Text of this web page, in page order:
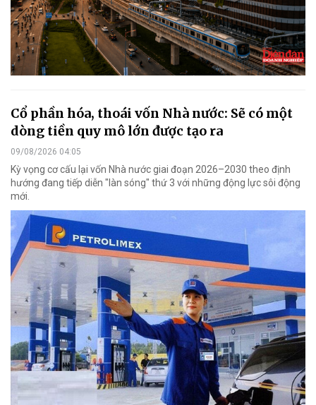
Cổ phần hóa, thoái vốn Nhà nước: Sẽ có một
dòng tiền quy mô lớn được tạo ra
09/08/2026 04:05
Kỳ vọng cơ cấu lại vốn Nhà nước giai đoạn 2026–2030 theo định
hướng đang tiếp diễn "làn sóng" thứ 3 với những động lực sôi động
mới.